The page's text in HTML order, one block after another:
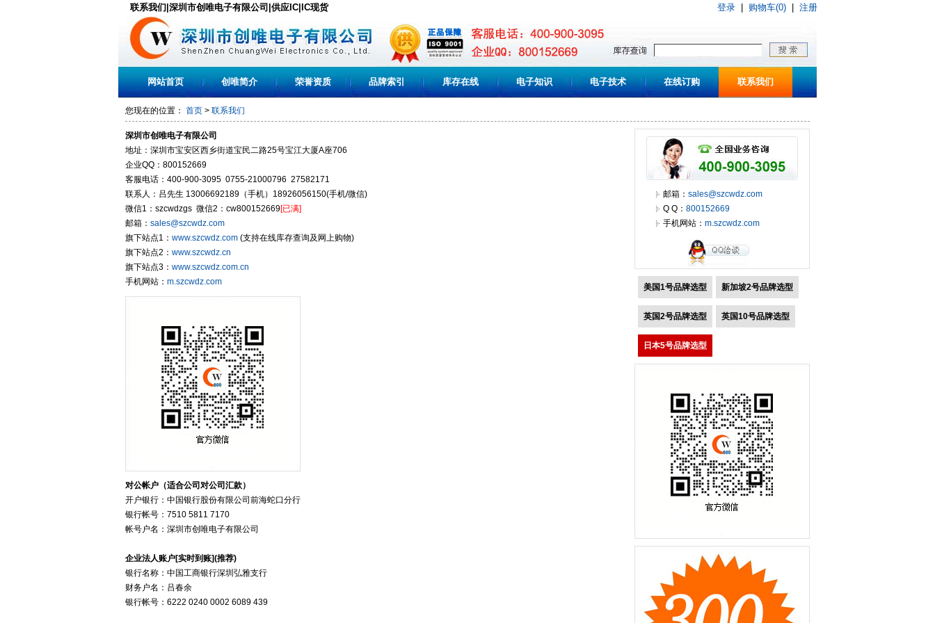
联系我们|深圳市创唯电子有限公司|供应IC|IC现货 登录 购物车(0) 注册
网站首页 创唯简介 荣誉资质 品牌索引 库存在线 电子知识 电子技术 在线订购 联系我们
您现在的位置： 首页 > 联系我们
深圳市创唯电子有限公司
地址：深圳市宝安区西乡街道宝民二路25号宝江大厦A座706
企业QQ：800152669
客服电话：400-900-3095 0755-21000796 27582171
联系人：吕先生 13006692189（手机）18926056150(手机/微信)
微信1：szcwdzgs 微信2：cw800152669[已满]
邮箱： sales@szcwdz.com
旗下站点1： www.szcwdz.com (支持在线库存查询及网上购物)
旗下站点2： www.szcwdz.cn
旗下站点3： www.szcwdz.com.cn
手机网站： m.szcwdz.com
对公帐户（适合公司对公司汇款）
开户银行：中国银行股份有限公司前海蛇口分行
银行帐号：7510 5811 7170
帐号户名：深圳市创唯电子有限公司
企业法人账户[实时到账](推荐)
银行名称：中国工商银行深圳弘雅支行
财务户名：吕春余
银行帐号：6222 0240 0002 6089 439
邮箱： sales@szcwdz.com
Q Q： 800152669
手机网站： m.szcwdz.com
美国1号品牌选型 新加坡2号品牌选型
英国2号品牌选型 英国10号品牌选型
日本5号品牌选型